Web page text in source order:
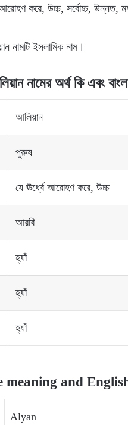
করে, উচ্চ, সর্বোচ্চ, উন্নত,
নামটি ইসলামিক নাম।
নামের অর্থ কি এবং বাংলা
আলিয়ান
পুরুষ
যে ঊর্ধ্বে আরোহণ করে, উচ্চ
আরবি
হ্যাঁ
হ্যাঁ
হ্যাঁ
meaning and
Alyan